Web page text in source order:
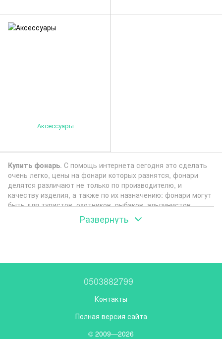
Купить фонарь. С помощь интернета сегодня это сделать
очень легко, цены на фонари которых разнятся, фонари
делятся различают не только по производителю, и
качеству изделия, а также по их назначению: фонари могут
быть для туристов, охотников, рыбаков, альпинистов,
кемпинговые, универсальные, для дайвинга, велофары.
Также фонари могут подбираться по их типу: тактические,
ударопрочность, водонепроницаемость, стойкость к
длительностью времени работы, яркостью, весом,
применяемыми материалами при изготовлении.
Светодиодные лампы-фонари обеспечивают непрерывным
освещением в течение до 24 часов. Единица измерения
световому потоку, испускаемому точечным изотропным
Развернуть
Аксессуары
0503882799
Контакты
Полная версия сайта
© 2009—2026